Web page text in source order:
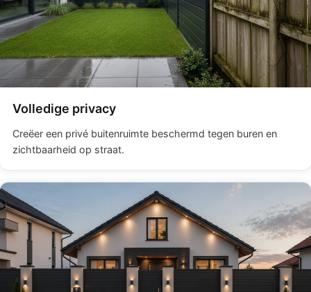
Volledige privacy
Creëer een privé buitenruimte beschermd tegen buren en
zichtbaarheid op straat.